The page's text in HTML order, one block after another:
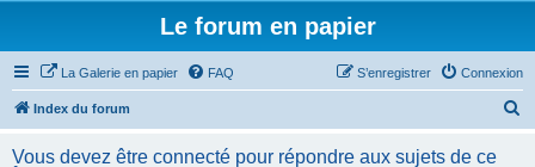
Le forum en papier
La Galerie en papier FAQ Connexion
S’enregistrer
Index du forum
Vous devez être connecté pour répondre aux sujets de ce